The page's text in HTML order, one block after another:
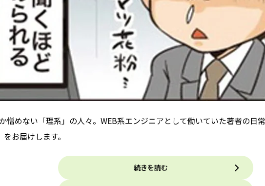
憎めない「理系」の人々。WEB系エンジニアとして働いていた著者の日
お届けします。
続きを読む